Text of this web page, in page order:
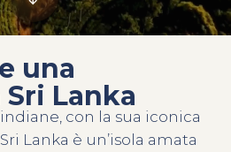
una
Lanka
con la sua iconica
Lanka è un’isola amata